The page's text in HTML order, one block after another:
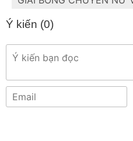
Ý kiến (0)